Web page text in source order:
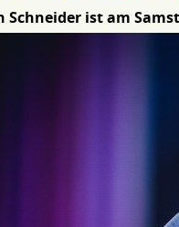
Schneider ist am